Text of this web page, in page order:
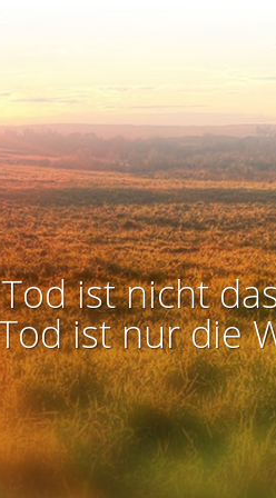
ist nicht
ist nur die